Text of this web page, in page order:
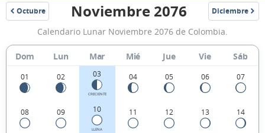
Octubre
2076
Calendario
Lunar
Noviembre
2076
de
Colombia.
Noviembre 2076 Diciembre
2076
Calendario Lunar Noviembre 2076 de Colombia.
Dom Lun Mar Mié Jue Vie Sáb
01 02 03
CRECIENTE
04 05 06 07
08 09 10
LLENA
11 12 13 14